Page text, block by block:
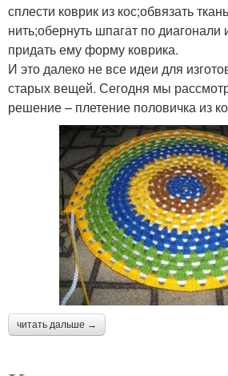
сплести коврик из кос;обвязать
нить;обернуть шпагат по
придать ему форму коврика.
И это далеко не все идеи для
старых вещей. Сегодня мы
решение – плетение половичка из
читать дальше →